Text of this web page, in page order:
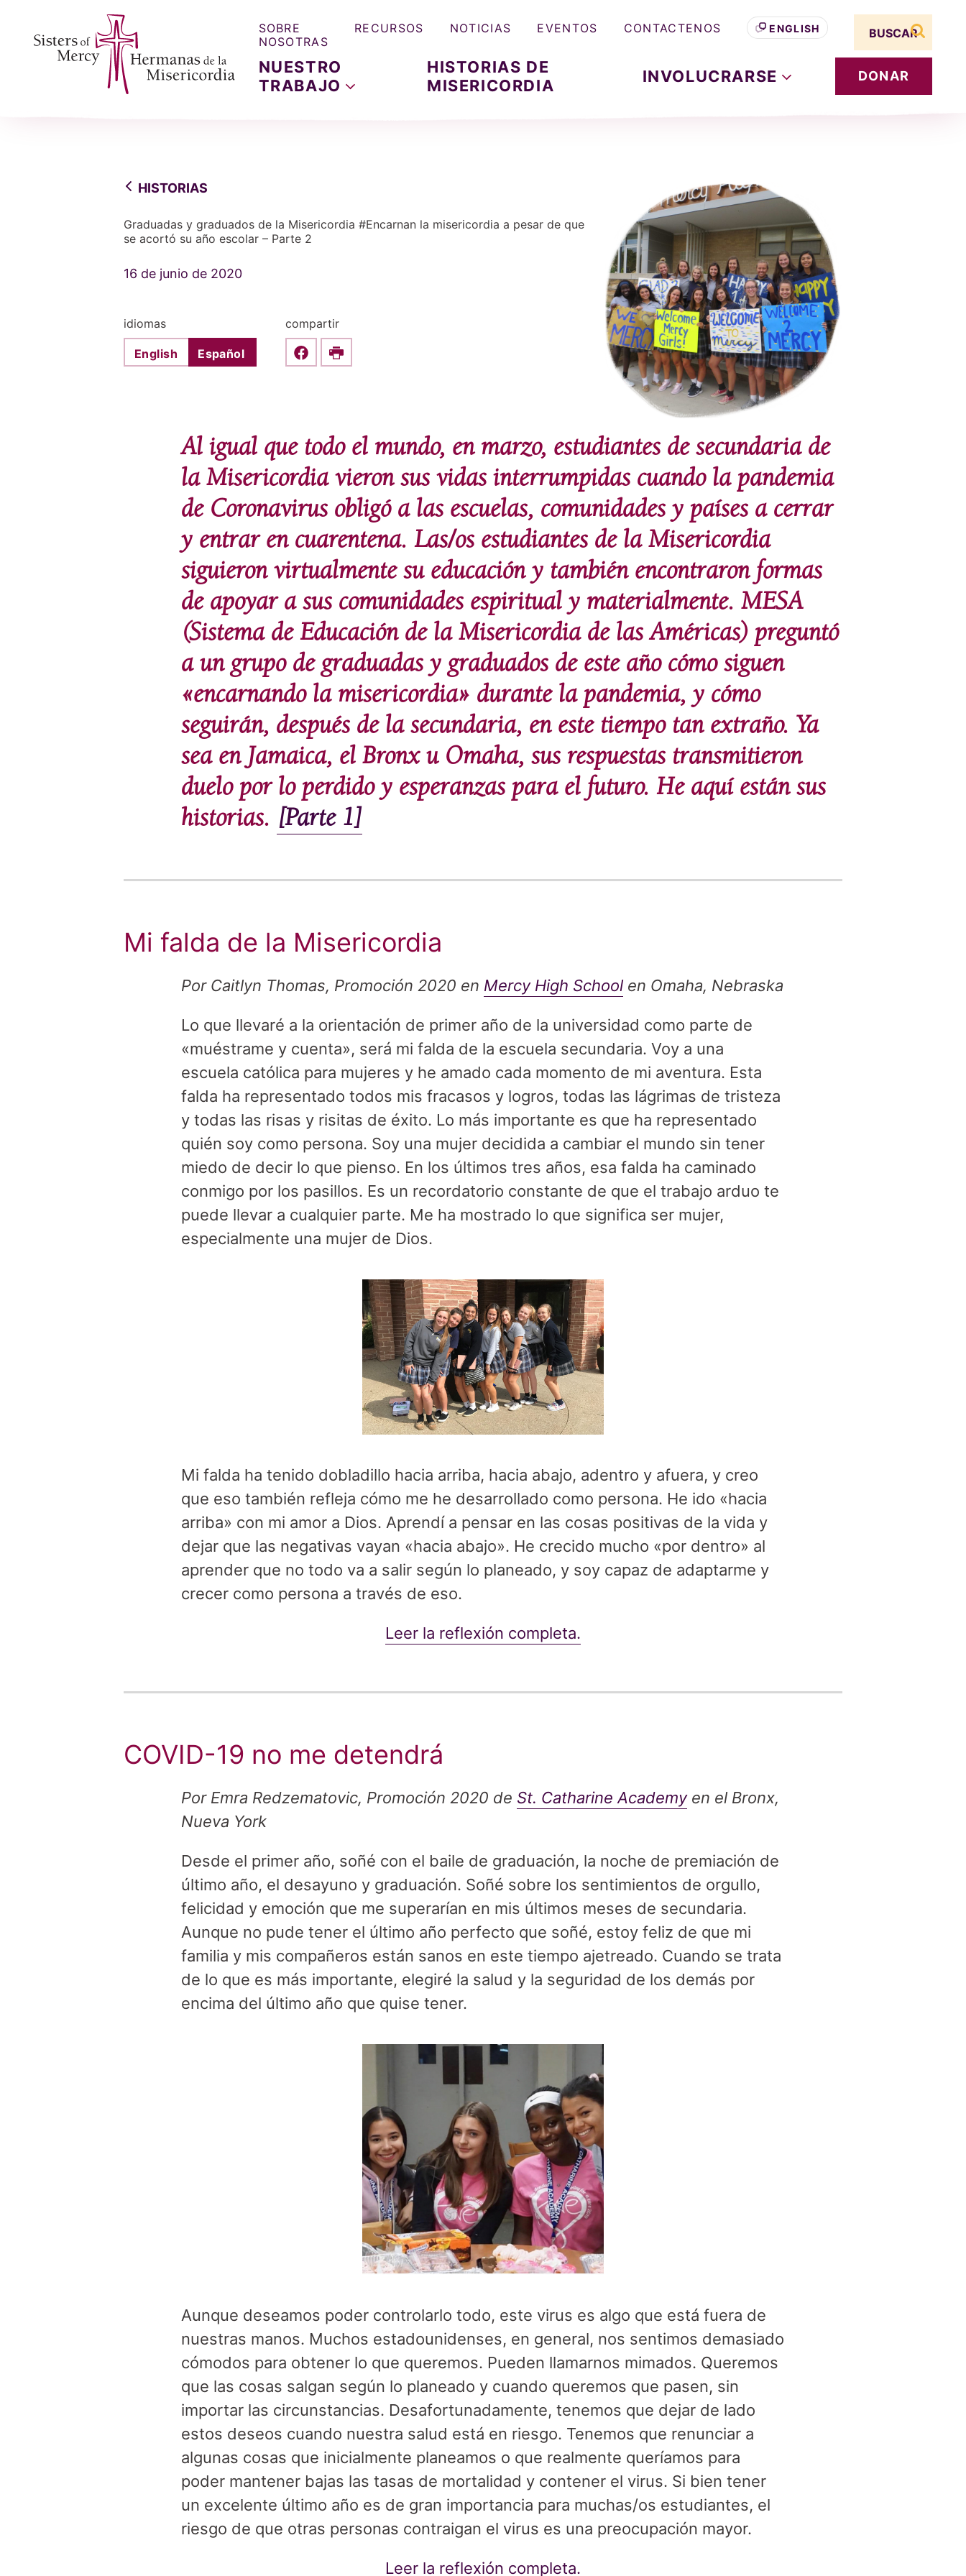
NUESTRO
TRABAJO
HISTORIAS DE
MISERICORDIA
INVOLUCRARSE DONAR
SOBRE
NOSOTRAS
RECURSOS NOTICIAS EVENTOS CONTACTENOS ENGLISH
Search term
buscar
HISTORIAS
Graduadas y graduados de la Misericordia #Encarnan la misericordia a pesar de que
se acortó su año escolar – Parte 2
16 de junio de 2020
idiomas
English Español
compartir
Share this on Facebook
Print
Al igual que todo el mundo, en marzo, estudiantes de secundaria de
la Misericordia vieron sus vidas interrumpidas cuando la pandemia
de Coronavirus obligó a las escuelas, comunidades y países a cerrar
y entrar en cuarentena. Las/os estudiantes de la Misericordia
siguieron virtualmente su educación y también encontraron formas
de apoyar a sus comunidades espiritual y materialmente. MESA
(Sistema de Educación de la Misericordia de las Américas) preguntó
a un grupo de graduadas y graduados de este año cómo siguen
«encarnando la misericordia» durante la pandemia, y cómo
seguirán, después de la secundaria, en este tiempo tan extraño. Ya
sea en Jamaica, el Bronx u Omaha, sus respuestas transmitieron
duelo por lo perdido y esperanzas para el futuro. He aquí están sus
historias. [Parte 1]
Mi falda de la Misericordia
Por Caitlyn Thomas, Promoción 2020 en Mercy High Schoolen Omaha, Nebraska
Lo que llevaré a la orientación de primer año de la universidad como parte de
«muéstrame y cuenta», será mi falda de la escuela secundaria. Voy a una
escuela católica para mujeres y he amado cada momento de mi aventura. Esta
falda ha representado todos mis fracasos y logros, todas las lágrimas de tristeza
y todas las risas y risitas de éxito. Lo más importante es que ha representado
quién soy como persona. Soy una mujer decidida a cambiar el mundo sin tener
miedo de decir lo que pienso. En los últimos tres años, esa falda ha caminado
conmigo por los pasillos. Es un recordatorio constante de que el trabajo arduo te
puede llevar a cualquier parte. Me ha mostrado lo que significa ser mujer,
especialmente una mujer de Dios.
Mi falda ha tenido dobladillo hacia arriba, hacia abajo, adentro y afuera, y creo
que eso también refleja cómo me he desarrollado como persona. He ido «hacia
arriba» con mi amor a Dios. Aprendí a pensar en las cosas positivas de la vida y
dejar que las negativas vayan «hacia abajo». He crecido mucho «por dentro» al
aprender que no todo va a salir según lo planeado, y soy capaz de adaptarme y
crecer como persona a través de eso.
Leer la reflexión completa.
COVID-19 no me detendrá
Por Emra Redzematovic, Promoción 2020 de St. Catharine Academyen el Bronx,
Nueva York
Desde el primer año, soñé con el baile de graduación, la noche de premiación de
último año, el desayuno y graduación. Soñé sobre los sentimientos de orgullo,
felicidad y emoción que me superarían en mis últimos meses de secundaria.
Aunque no pude tener el último año perfecto que soñé, estoy feliz de que mi
familia y mis compañeros están sanos en este tiempo ajetreado. Cuando se trata
de lo que es más importante, elegiré la salud y la seguridad de los demás por
encima del último año que quise tener.
Aunque deseamos poder controlarlo todo, este virus es algo que está fuera de
nuestras manos. Muchos estadounidenses, en general, nos sentimos demasiado
cómodos para obtener lo que queremos. Pueden llamarnos mimados. Queremos
que las cosas salgan según lo planeado y cuando queremos que pasen, sin
importar las circunstancias. Desafortunadamente, tenemos que dejar de lado
estos deseos cuando nuestra salud está en riesgo. Tenemos que renunciar a
algunas cosas que inicialmente planeamos o que realmente queríamos para
poder mantener bajas las tasas de mortalidad y contener el virus. Si bien tener
un excelente último año es de gran importancia para muchas/os estudiantes, el
riesgo de que otras personas contraigan el virus es una preocupación mayor.
Leer la reflexión completa.